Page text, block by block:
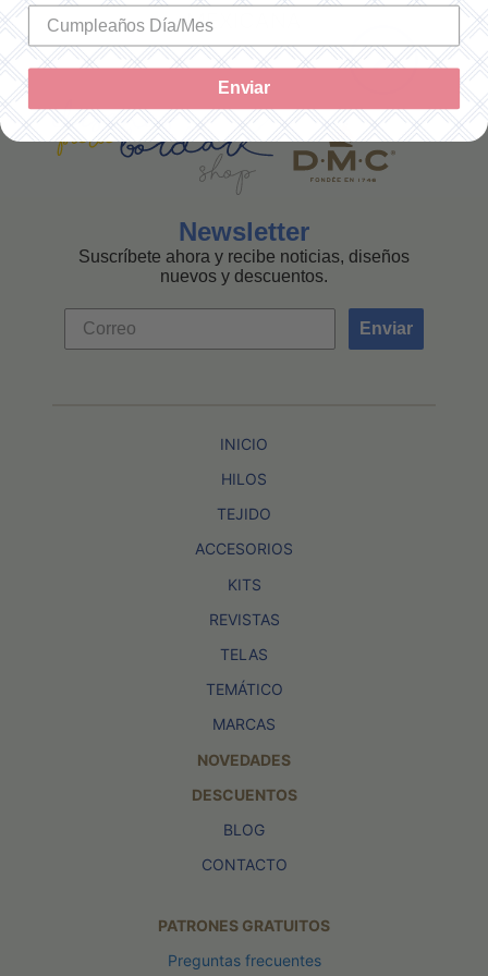
MEXICANA
Newsletter
Suscríbete ahora y recibe noticias, diseños
nuevos y descuentos.
Enviar
INICIO
HILOS
TEJIDO
ACCESORIOS
KITS
REVISTAS
TELAS
TEMÁTICO
MARCAS
NOVEDADES
DESCUENTOS
BLOG
CONTACTO
PATRONES GRATUITOS
Preguntas frecuentes
Enviar